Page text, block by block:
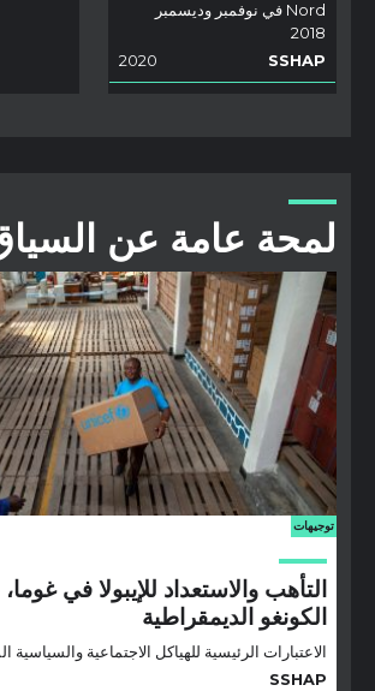
Nord في نوفمبر وديسمبر
2018
SSHAP
2020
لمحة عامة عن
توجيهات
التأهب والاستعداد للإيبولا في
الكونغو الديمقراطية
الاعتبارات الرئيسية للهياكل الاجتماعية والسياسية
SSHAP